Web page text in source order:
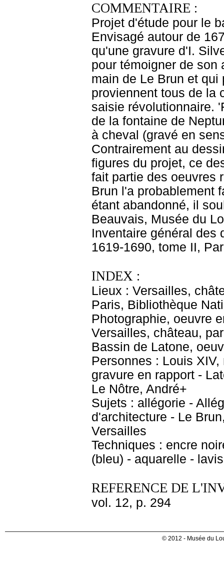
COMMENTAIRE :
Projet d'étude pour le
Envisagé autour de
qu'une gravure d'I.
pour témoigner de son
main de Le Brun et
proviennent tous de la
saisie révolutionnaire.
de la fontaine de
à cheval (gravé en
Contrairement au
figures du projet, ce
fait partie des oeuvres
Brun l'a probablement
étant abandonné, il
Beauvais, Musée du
Inventaire général des
1619-1690, tome II,
INDEX :
Lieux : Versailles,
Paris, Bibliothèque
Photographie, oeuvre
Versailles, château,
Bassin de Latone,
Personnes : Louis
gravure en rapport -
Le Nôtre, André+
Sujets : allégorie -
d'architecture - Le
Versailles
Techniques : encre
(bleu) - aquarelle -
REFERENCE DE
vol. 12, p. 294
© 2012 - Musée du